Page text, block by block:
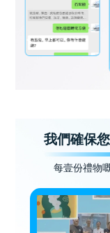
我們確保
每壹份禮物